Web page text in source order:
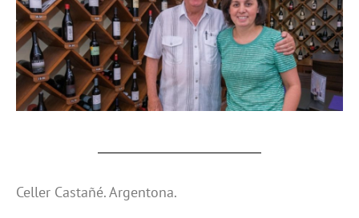
Celler Castañé. Argentona.